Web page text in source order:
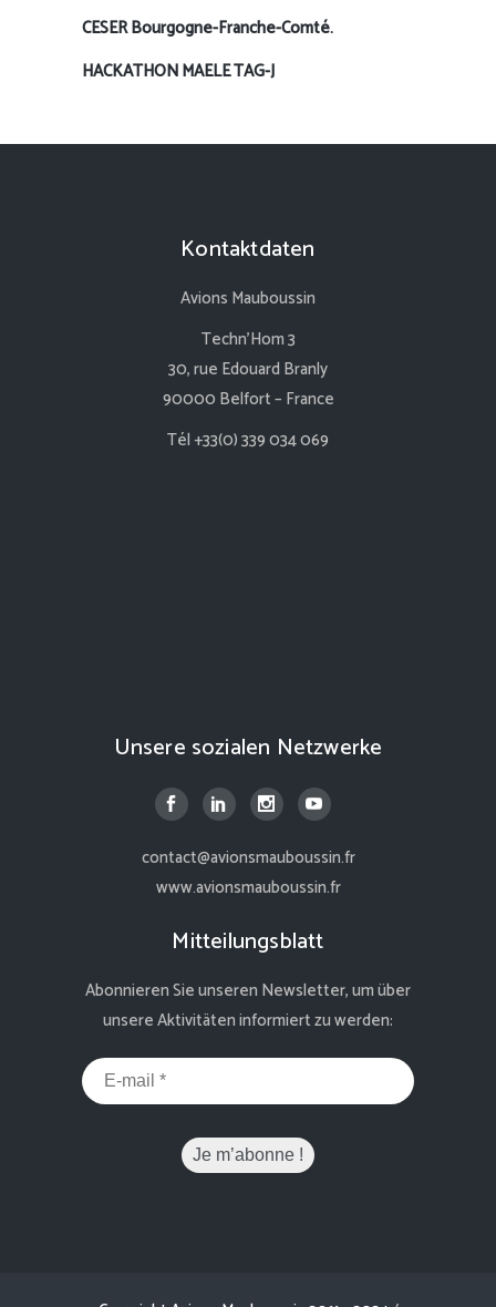
CESER Bourgogne-Franche-Comté.
HACKATHON MAELE TAG-J
Kontaktdaten
Avions Mauboussin
Techn’Hom 3
30, rue Edouard Branly
90000 Belfort – France
Tél +33(0) 339 034 069
Unsere sozialen Netzwerke
contact@avionsmauboussin.fr
www.avionsmauboussin.fr
Mitteilungsblatt
Abonnieren Sie unseren Newsletter, um über
unsere Aktivitäten informiert zu werden: